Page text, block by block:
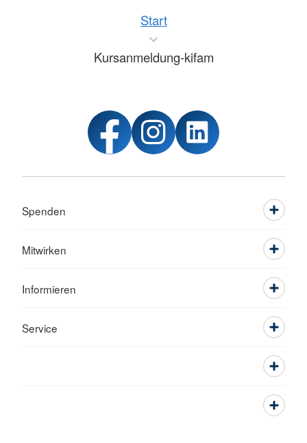
Start
Kursanmeldung-kifam
Spenden
Mitwirken
Informieren
Service